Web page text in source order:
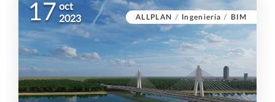
ALLPLAN / Ingeniería / BIM
17 oct
2023